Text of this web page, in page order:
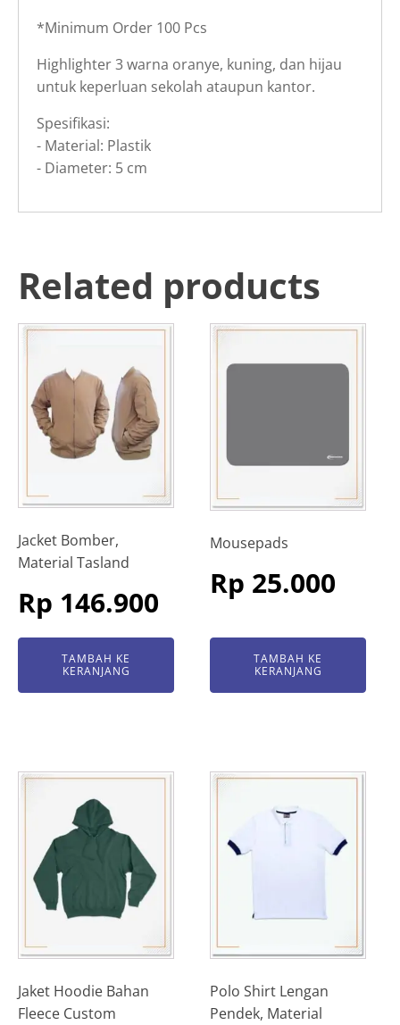
*Minimum Order 100 Pcs
Highlighter 3 warna oranye, kuning, dan hijau
untuk keperluan sekolah ataupun kantor.
Spesifikasi:
- Material: Plastik
- Diameter: 5 cm
Related products
Jacket Bomber,
Material Tasland
Rp 146.900
TAMBAH KE
KERANJANG
Mousepads
Rp 25.000
TAMBAH KE
KERANJANG
Jaket Hoodie Bahan
Fleece Custom
Polo Shirt Lengan
Pendek, Material